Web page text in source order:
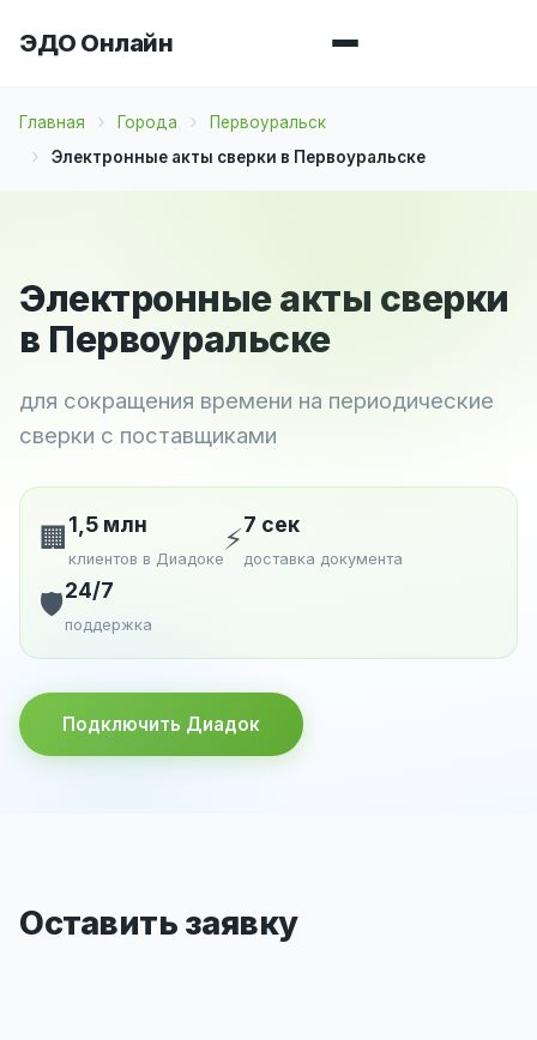
ЭДО Онлайн
Главная Города
Первоуральск
Электронные акты сверки в Первоуральске
Электронные акты сверки
в Первоуральске
для сокращения времени на периодические
сверки с поставщиками
🏢 1,5 млн
клиентов в Диадоке
⚡7 сек
доставка документа
🛡️24/7
поддержка
Подключить Диадок
Оставить заявку